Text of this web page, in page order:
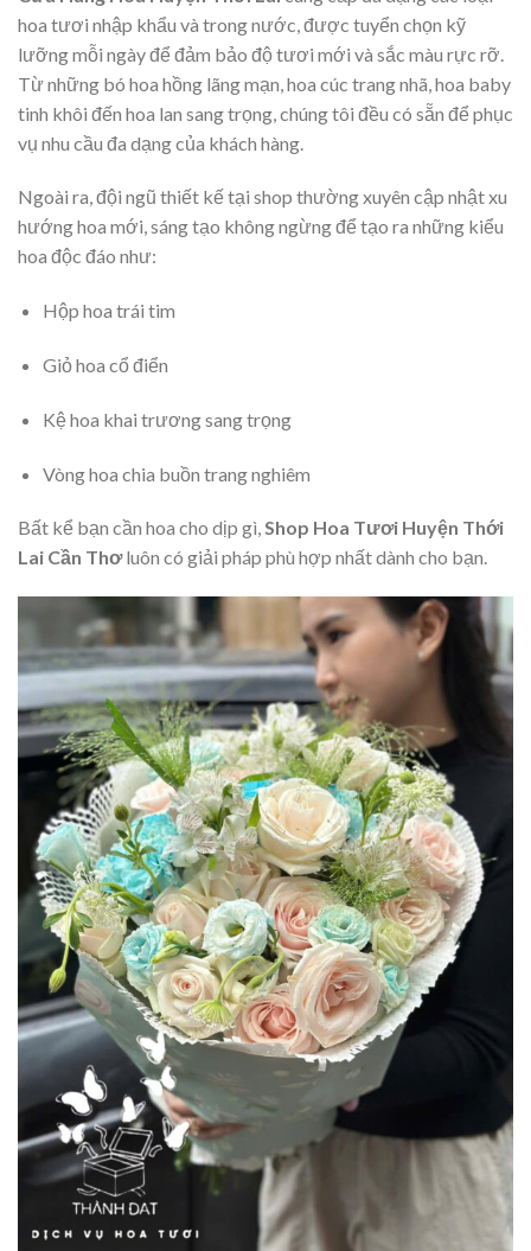
hoa tươi nhập khẩu và trong nước, được tuyển chọn kỹ
lưỡng mỗi ngày để đảm bảo độ tươi mới và sắc màu rực rỡ.
Từ những bó hoa hồng lãng mạn, hoa cúc trang nhã, hoa baby
tinh khôi đến hoa lan sang trọng, chúng tôi đều có sẵn để phục
vụ nhu cầu đa dạng của khách hàng.
Ngoài ra, đội ngũ thiết kế tại shop thường xuyên cập nhật xu
hướng hoa mới, sáng tạo không ngừng để tạo ra những kiểu
hoa độc đáo như:
Hộp hoa trái tim
Giỏ hoa cổ điển
Kệ hoa khai trương sang trọng
Vòng hoa chia buồn trang nghiêm
Bất kể bạn cần hoa cho dịp gì,Shop Hoa Tươi Huyện Thới
Lai Cần Thơluôn có giải pháp phù hợp nhất dành cho bạn.